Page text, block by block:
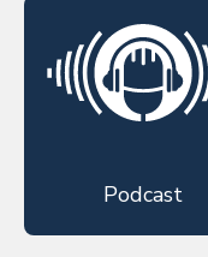
Podcast